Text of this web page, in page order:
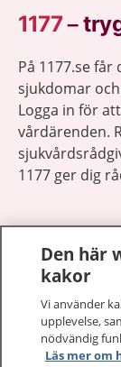
1177–
På 1177.se
sjukdomar
Logga in för
vårdärenden.
1177 ger dig
1177 på flera
Om 1177
Den här
kakor
Vi använder
upplevelse,
nödvändig
Läs mer om